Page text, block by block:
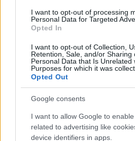
consent section.
I want to opt-out of processing
Personal Data for Targeted
Opted In
I want to opt-out of Collection,
Retention, Sale, and/or Sharing
Personal Data that Is Unrelated
Purposes for which it was
Opted Out
Google consents
I want to allow Google to
related to advertising like
device identifiers in apps.